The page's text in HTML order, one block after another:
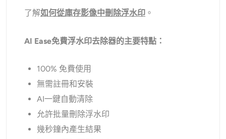
了解如何從庫存影像中刪除浮水印 。
AI Ease免費浮水印去除器的主要特點：
100% 免費使用
無需註冊和安裝
AI一鍵自動清除
允許批量刪除浮水印
幾秒鐘內產生結果